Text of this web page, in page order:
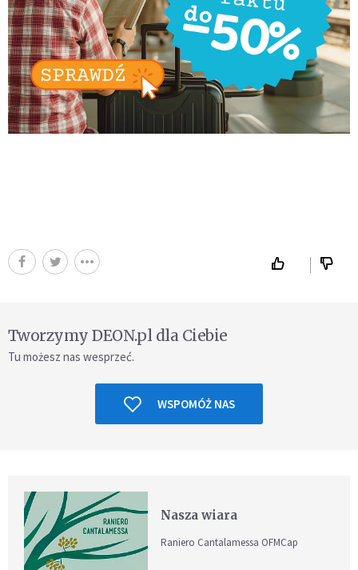
Tworzymy DEON.pl dla Ciebie
Tu możesz nas wesprzeć.
WSPOMÓŻ NAS
Nasza wiara
Raniero Cantalamessa OFMCap